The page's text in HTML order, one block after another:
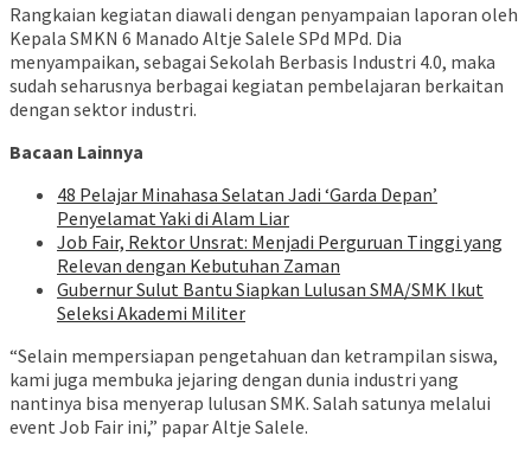
Rangkaian kegiatan diawali dengan penyampaian laporan oleh
Kepala SMKN 6 Manado Altje Salele SPd MPd. Dia
menyampaikan, sebagai Sekolah Berbasis Industri 4.0, maka
sudah seharusnya berbagai kegiatan pembelajaran berkaitan
dengan sektor industri.
Bacaan Lainnya
48 Pelajar Minahasa Selatan Jadi ‘Garda Depan’
Penyelamat Yaki di Alam Liar
Job Fair, Rektor Unsrat: Menjadi Perguruan Tinggi yang
Relevan dengan Kebutuhan Zaman
Gubernur Sulut Bantu Siapkan Lulusan SMA/SMK Ikut
Seleksi Akademi Militer
“Selain mempersiapan pengetahuan dan ketrampilan siswa,
kami juga membuka jejaring dengan dunia industri yang
nantinya bisa menyerap lulusan SMK. Salah satunya melalui
event Job Fair ini,” papar Altje Salele.